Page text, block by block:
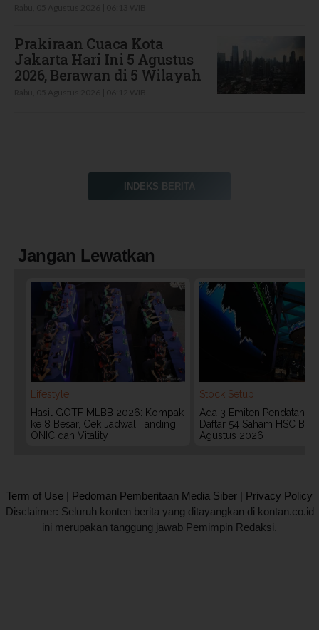
Prakiraan Cuaca Kota
Jakarta Hari Ini 5 Agustus
2026, Berawan di 5 Wilayah
INDEKS BERITA
Jangan Lewatkan
Lifestyle
Hasil GOTF MLBB 2026: Kompak
ke 8 Besar, Cek Jadwal Tanding
ONIC dan Vitality
Stock Setup
Ada 3 Emiten Pendatang
Daftar 54 Saham HSC BEI
Agustus 2026
Term of Use | Pedoman Pemberitaan Media Siber | Privacy Policy
Disclaimer: Seluruh konten berita yang ditayangkan di kontan.co.id
ini merupakan tanggung jawab Pemimpin Redaksi.